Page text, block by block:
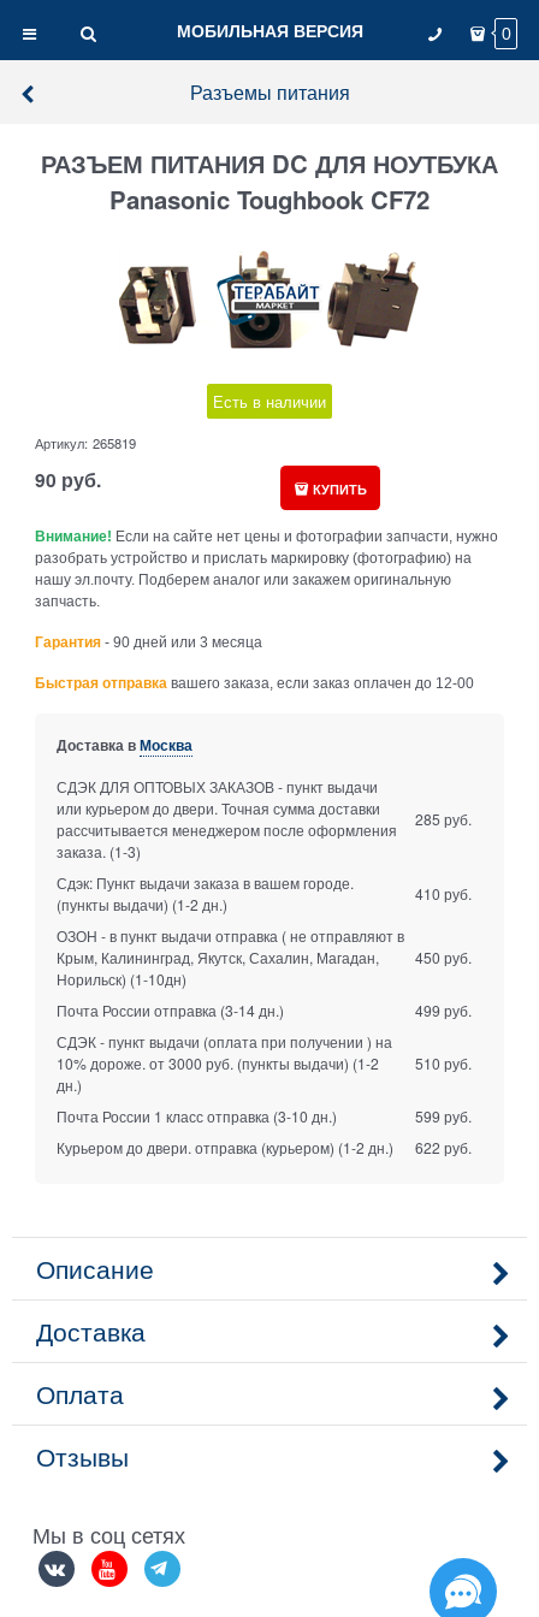
МОБИЛЬНАЯ ВЕРСИЯ 0
Разъемы питания
РАЗЪЕМ ПИТАНИЯ DC ДЛЯ НОУТБУКА
Panasonic Toughbook CF72
Есть в наличии
Артикул: 265819
90 руб. КУПИТЬ
Внимание! Если на сайте нет цены и фотографии запчасти, нужно
разобрать устройство и прислать маркировку (фотографию) на
нашу эл.почту. Подберем аналог или закажем оригинальную
запчасть.
Гарантия - 90 дней или 3 месяца
Быстрая отправка вашего заказа, если заказ оплачен до 12-00
Доставка вМосква
СДЭК ДЛЯ ОПТОВЫХ ЗАКАЗОВ - пункт выдачи
или курьером до двери. Точная сумма доставки
рассчитывается менеджером после оформления
заказа. (1-3)
285 руб.
Сдэк: Пункт выдачи заказа в вашем городе.
(пункты выдачи) (1-2 дн.)
410 руб.
ОЗОН - в пункт выдачи отправка ( не отправляют в
Крым, Калининград, Якутск, Сахалин, Магадан,
Норильск) (1-10дн)
450 руб.
Почта России отправка (3-14 дн.)
499 руб.
СДЭК - пункт выдачи (оплата при получении ) на
10% дороже. от 3000 руб. (пункты выдачи) (1-2
дн.)
510 руб.
Почта России 1 класс отправка (3-10 дн.)
599 руб.
Курьером до двери. отправка (курьером) (1-2 дн.) 622 руб.
Описание
Доставка
Оплата
Отзывы
Мы в соц сетях